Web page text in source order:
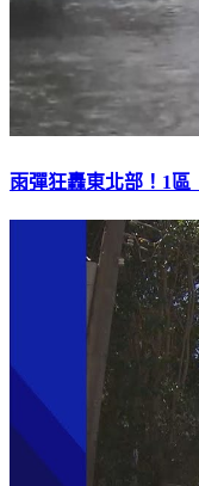
雨彈狂轟東北部！1